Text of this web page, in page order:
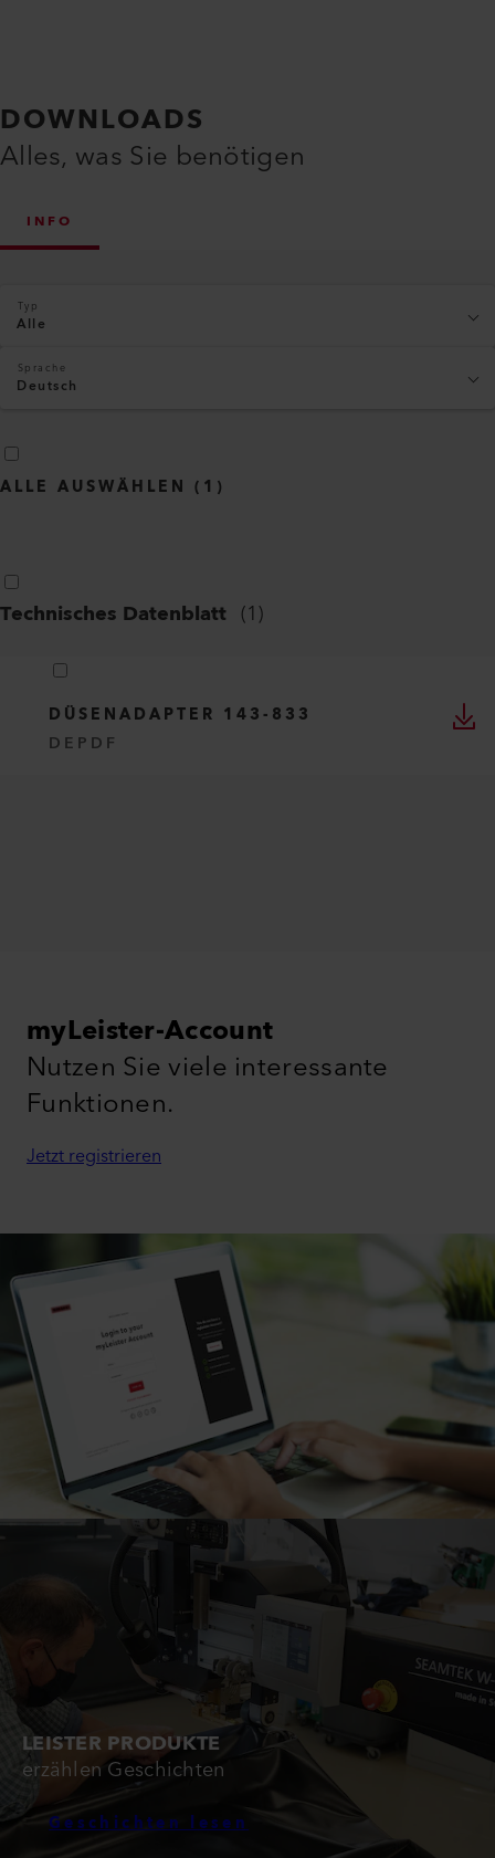
DOWNLOADS
Alles, was Sie benötigen
INFO
Typ
Alle
Sprache
Deutsch
ALLE AUSWÄHLEN ( 1 )
Technisches Datenblatt (1)
DÜSENADAPTER 143-833
DE PDF
myLeister-Account
Nutzen Sie viele interessante
Funktionen.
Jetzt registrieren
LEISTER PRODUKTE
erzählen Geschichten
Geschichten lesen